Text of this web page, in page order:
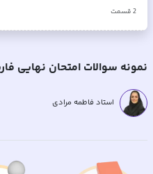
2قسمت
نمونه سوالات امتحان نهایی
استاد فاطمه مرادی